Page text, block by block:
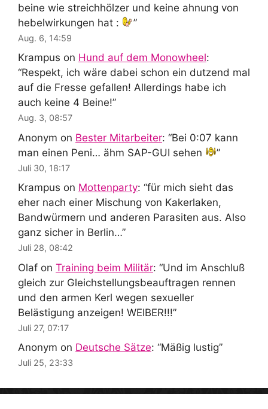
beine wie streichhölzer und keine ahnung von
hebelwirkungen hat :
”
Aug. 6, 14:59
Krampus on Hund auf dem Monowheel:
“Respekt, ich wäre dabei schon ein dutzend mal
auf die Fresse gefallen! Allerdings habe ich
auch keine 4 Beine!”
Aug. 3, 08:57
Anonym on Bester Mitarbeiter: “Bei 0:07 kann
man einen Peni… ähm SAP-GUI sehen
”
Juli 30, 18:17
Krampus on Mottenparty: “für mich sieht das
eher nach einer Mischung von Kakerlaken,
Bandwürmern und anderen Parasiten aus. Also
ganz sicher in Berlin…”
Juli 28, 08:42
Olaf on Training beim Militär: “Und im Anschluß
gleich zur Gleichstellungsbeauftragen rennen
und den armen Kerl wegen sexueller
Belästigung anzeigen! WEIBER!!!”
Juli 27, 07:17
Anonym on Deutsche Sätze: “Mäßig lustig”
Juli 25, 23:33